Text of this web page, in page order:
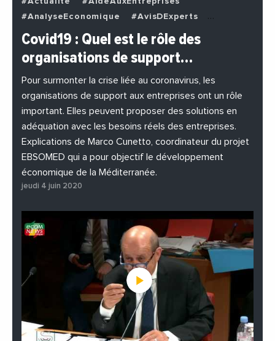
#AnalyseEconomique
#AvisDExperts
#BuzzNews
#Decideurs
#EchangesMediterraneens
#EnDirectDe
#Entreprises
#Institutions
#PhotosEtVideos
Covid19 : Quel est le rôle des
organisations de support…
Pour surmonter la crise liée au coronavirus, les
organisations de support aux entreprises ont un rôle
important. Elles peuvent proposer des solutions en
adéquation avec les besoins réels des entreprises.
Explications de Marco Cunetto, coordinateur du projet
EBSOMED qui a pour objectif le développement
économique de la Méditerranée.
jeudi 4 juin 2020